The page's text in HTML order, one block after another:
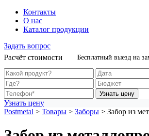
Контакты
О нас
Каталог продукции
Задать вопрос
Расчёт стоимости
Бесплатный выезд на
Узнать цену
Узнать цену
Postmetal > Товары > Заборы > Забор из